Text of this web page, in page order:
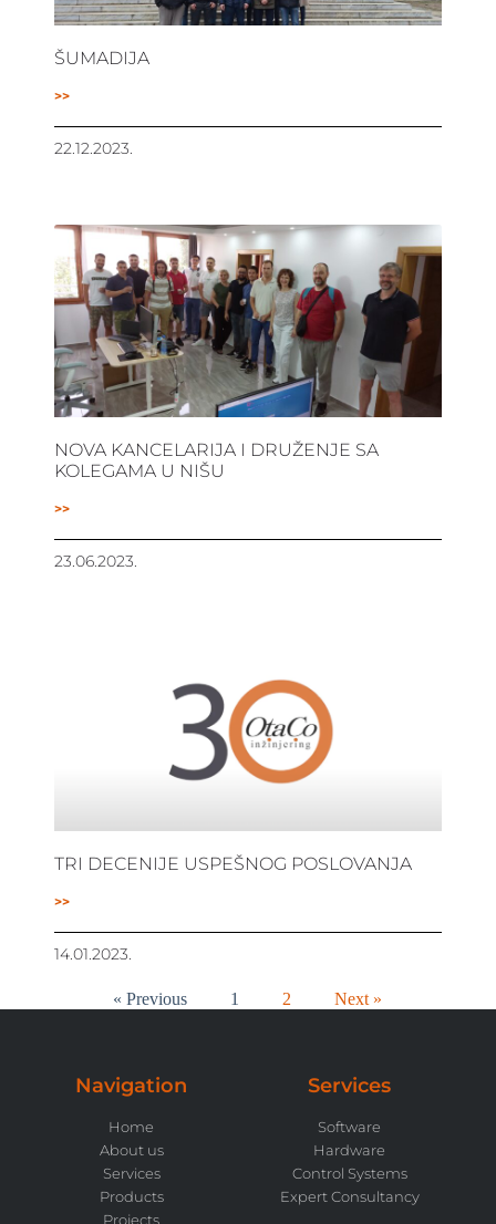
ŠUMADIJA
>>
22.12.2023.
NOVA KANCELARIJA I DRUŽENJE SA
KOLEGAMA U NIŠU
>>
23.06.2023.
TRI DECENIJE USPEŠNOG POSLOVANJA
>>
14.01.2023.
« Previous 1 2 Next »
Navigation
Home
About us
Services
Products
Projects
Services
Software
Hardware
Control Systems
Expert Consultancy